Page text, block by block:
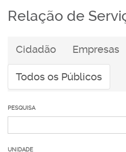
Relação de
Cidadão Empresas
Todos os Públicos
PESQUISA
UNIDADE